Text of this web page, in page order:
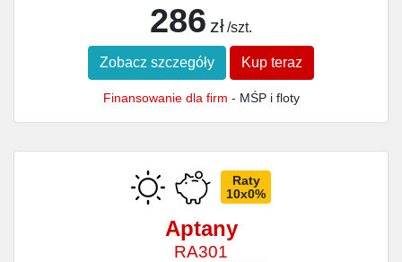
286 zł /szt.
Zobacz szczegóły Kup teraz
Finansowanie dla firm - MŚP i floty
Raty
10x0%
Aptany
RA301